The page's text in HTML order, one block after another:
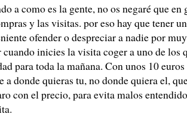
a como es la gente, no os negaré que
y las visitas. por eso hay que tener
ofender o despreciar a nadie por
inicies la visita coger a uno de los
para toda la mañana. Con unos 10
a donde quieras tu, no donde quiera el,
con el precio, para evita malos